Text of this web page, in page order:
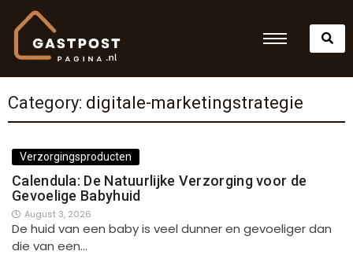
Category: digitale-marketingstrategie
Verzorgingsproducten
Calendula: De Natuurlijke Verzorging voor de
Gevoelige Babyhuid
August 3, 2026
De huid van een baby is veel dunner en gevoeliger dan
die van een…